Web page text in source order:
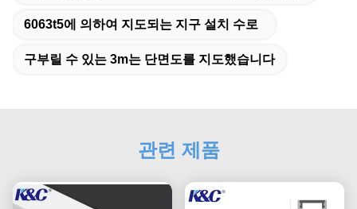
6063t5에 의하여 지도되는 지구 설치 수로
구부릴 수 있는 3m는 단면도를 지도했습니다
관련 제품